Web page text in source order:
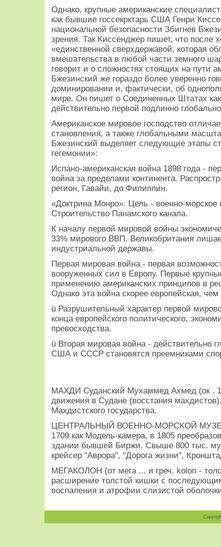
Однако, крупные американские
как бывшие госсекрктарь США Генри
национальной безопасности Збигнев
зрения. Так Киссенджер пишет, что
«единственной сверхдержавой, которая
вмешательства в любой части земного
говорит и о сложностях стоящих на пути
Бжезинский же гораздо более уверенно
доминировании и, фактически, об
мире. Он пишет о Соединенных Штатах
действительно первой подлинно
Американское мировое господство
становления, а также глобальными
Бжезинский выделяет следующие этапы
гегемонии»:
Испано-американская война 1898 года -
война за пределами континента.
регион, Гавайи, до Филиппин.
«Доктрина Монро». Цель - военно-морское
Строительство Панамского канала.
К началу первой мировой войны
33% мирового ВВП. Великобритания
индустриальной державы.
Первая мировая война - первая
вооруженных сил в Европу. Первые
применению американских принципов в
Однако эта война скорее европейская, чем
ü Разрушительный характер первой
конца европейского политического,
превосходства.
ü Вторая мировая война - действительно
США и СССР становятся преемниками
МАХДИ Суданский Мухаммед Ахмед (ок .
движения в Судане (восстания
Махдистского государства.
ЦЕНТРАЛЬНЫЙ ВОЕННО-МОРСКОЙ МУЗЕЙ ,
1709 как Модель-камера, в 1805
здании бывшей Биржи. Свыше 800 тыс.
крейсер "Аврора", "Дорога жизни",
МЕГАКОЛОН (от мега ... и греч. kolon -
расширение толстой кишки с
воспаления и атрофии слизистой